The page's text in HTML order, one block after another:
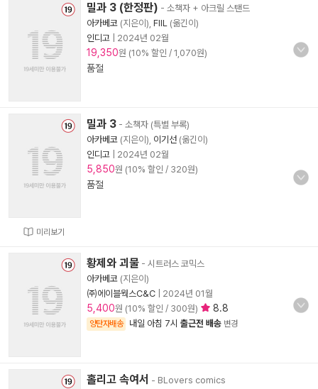
밀과 3 (한정판) - 소책자 + 아크릴 스탠드
아카베코 (지은이), FIIL (옮긴이)
인디고
2024년 02월
19,350원 (10% 할인 / 1,070원)
품절
미리보기
밀과 3 - 소책자 (특별 부록)
아카베코 (지은이), 이기선 (옮긴이)
인디고
2024년 02월
5,850원 (10% 할인 / 320원)
품절
황제와 괴물 - 시트러스 코믹스
아카베코 (지은이)
㈜에이블웍스C&C
2024년 01월
5,400원 (10% 할인 / 300원) 8.8
양탄자배송 내일 아침 7시 출근전 배송 변경
홀리고 속여서 - BLovers comics